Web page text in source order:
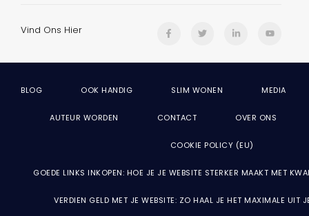
Vind Ons Hier
BLOG OOK HANDIG SLIM WONEN MEDIA
AUTEUR WORDEN CONTACT OVER ONS
COOKIE POLICY (EU)
GOEDE LINKS INKOPEN: HOE JE JE WEBSITE STERKER MAAKT MET
VERDIEN GELD MET JE WEBSITE: ZO HAAL JE HET MAXIMALE UIT